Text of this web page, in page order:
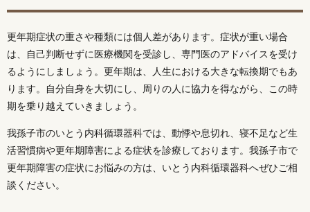
更年期症状の重さや種類には個人差があります。症状が重い場合
は、自己判断せずに医療機関を受診し、専門医のアドバイスを受け
るようにしましょう。更年期は、人生における大きな転換期でもあ
ります。自分自身を大切にし、周りの人に協力を得ながら、この時
期を乗り越えていきましょう。
我孫子市のいとう内科循環器科では、動悸や息切れ、寝不足など生
活習慣病や更年期障害による症状を診療しております。我孫子市で
更年期障害の症状にお悩みの方は、いとう内科循環器科へぜひご相
談ください。